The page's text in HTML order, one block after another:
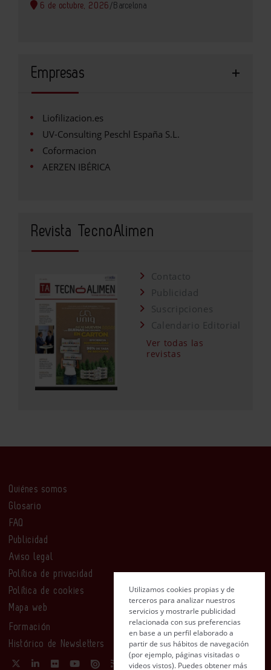
6 de octubre, 2026 / Barcelona
Empresas
Liofilizacion.es
UV-Consulting Peschl España S.L.
Coformacion
AERZEN IBÉRICA
Revista TecnoAlimen
Contacto
Publicidad
Suscripciones
Calendario Editorial
Ver todas las
revistas
Quiénes somos
Glosario
FAQ
Publicidad
Aviso legal
Política de privacidad
Política de cookies
Mapa web
Formación
Histórico de Newsletters
Utilizamos cookies propias y de
terceros para analizar nuestros
servicios y mostrarle publicidad
relacionada con sus preferencias
en base a un perfil elaborado a
partir de sus hábitos de navegación
(por ejemplo, páginas visitadas o
videos vistos). Puedes obtener más